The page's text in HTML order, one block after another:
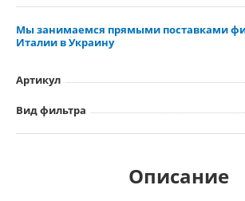
Мы занимаемся прямыми поставками
Италии в Украину
Артикул
Вид фильтра
Описание